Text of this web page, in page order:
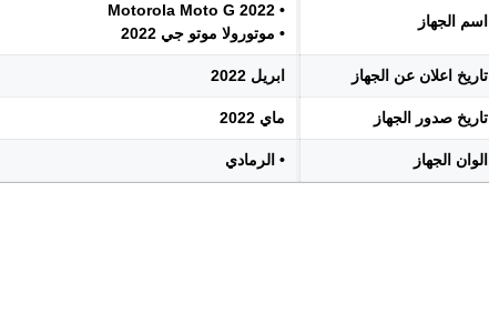
اسم الجهاز
• Motorola Moto G 2022
• موتورولا موتو جي 2022
تاريخ اعلان عن الجهاز ابريل 2022
تاريخ صدور الجهاز ماي 2022
الوان الجهاز • الرمادي